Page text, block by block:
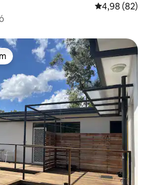
4,98 af 5 í
4,98 (82)